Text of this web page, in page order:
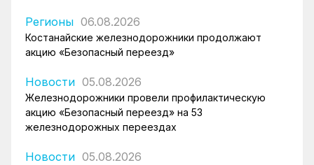
Регионы 06.08.2026
Костанайские железнодорожники продолжают
акцию «Безопасный переезд»
Новости 05.08.2026
Железнодорожники провели профилактическую
акцию «Безопасный переезд» на 53
железнодорожных переездах
Новости 05.08.2026